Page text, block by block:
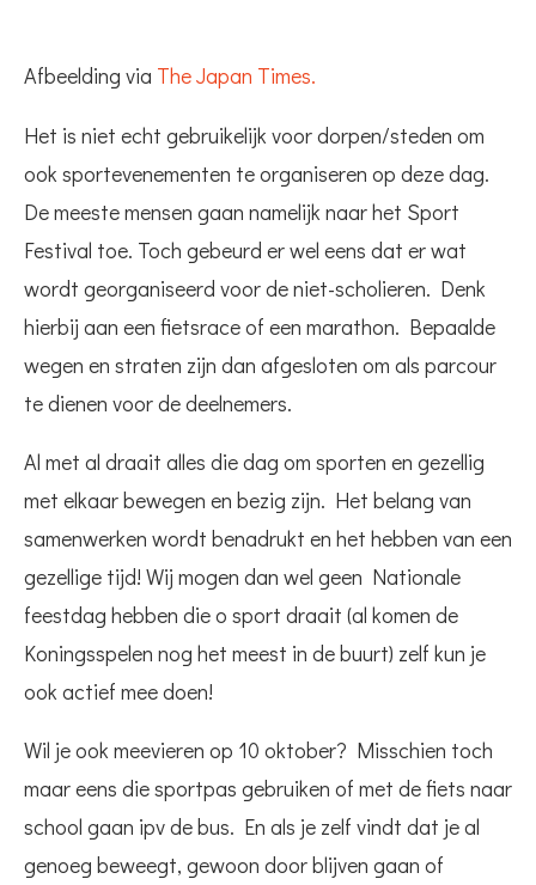
Afbeelding via The Japan Times.
Het is niet echt gebruikelijk voor dorpen/steden om
ook sportevenementen te organiseren op deze dag.
De meeste mensen gaan namelijk naar het Sport
Festival toe. Toch gebeurd er wel eens dat er wat
wordt georganiseerd voor de niet-scholieren. Denk
hierbij aan een fietsrace of een marathon. Bepaalde
wegen en straten zijn dan afgesloten om als parcour
te dienen voor de deelnemers.
Al met al draait alles die dag om sporten en gezellig
met elkaar bewegen en bezig zijn. Het belang van
samenwerken wordt benadrukt en het hebben van een
gezellige tijd! Wij mogen dan wel geen Nationale
feestdag hebben die o sport draait (al komen de
Koningsspelen nog het meest in de buurt) zelf kun je
ook actief mee doen!
Wil je ook meevieren op 10 oktober? Misschien toch
maar eens die sportpas gebruiken of met de fiets naar
school gaan ipv de bus. En als je zelf vindt dat je al
genoeg beweegt, gewoon door blijven gaan of